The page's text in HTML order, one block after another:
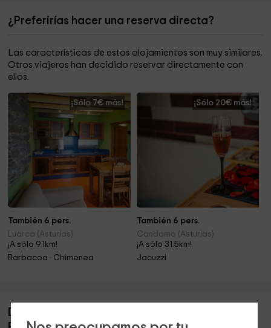
¿Preferirías hacer una reserva directa?
Las características de estos alojamientos son muy similares.
Otros viajeros han decidido reservar directamente con
ellos.
¡Sólo 7€ más!
También 6 pers.
Luarca (Asturias)
¡A sólo 9.1km!
Barbacoa · Chimenea
¡Sólo 20€ más!
También 6 pers.
Candamo (Asturias)
¡A sólo 31.5km!
Jacuzzi
Descripción de Apartamentos San Martín-